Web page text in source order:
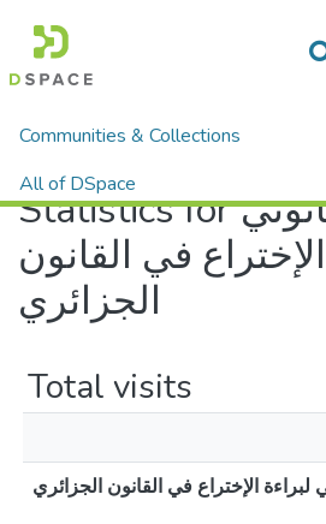
Communities & Collections
All of DSpace
Home Statistics
Statistics for النظام القانوني
في القانون
الجزائري
Total visits
لبراءة الإختراع في القانون الجزائري